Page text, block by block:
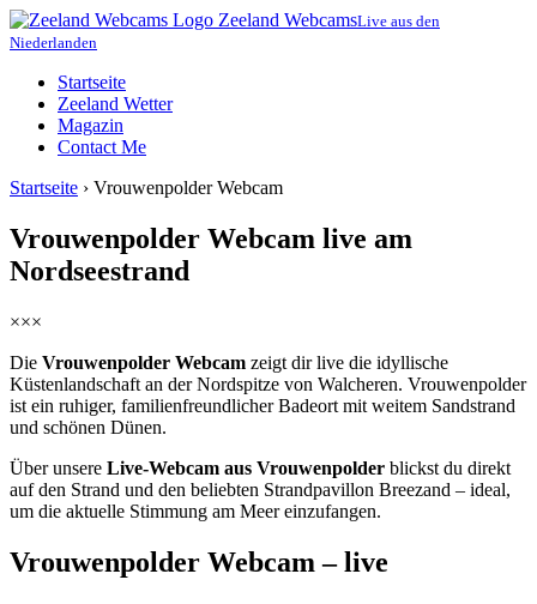
Zeeland WebcamsLive aus den
Niederlanden
Startseite
Zeeland Wetter
Magazin
Contact Me
Startseite › Vrouwenpolder Webcam
Vrouwenpolder Webcam live am
Nordseestrand
×××
Die Vrouwenpolder Webcam zeigt dir live die idyllische
Küstenlandschaft an der Nordspitze von Walcheren. Vrouwenpolder
ist ein ruhiger, familienfreundlicher Badeort mit weitem Sandstrand
und schönen Dünen.
Über unsere Live-Webcam aus Vrouwenpolder blickst du direkt
auf den Strand und den beliebten Strandpavillon Breezand – ideal,
um die aktuelle Stimmung am Meer einzufangen.
Vrouwenpolder Webcam – live